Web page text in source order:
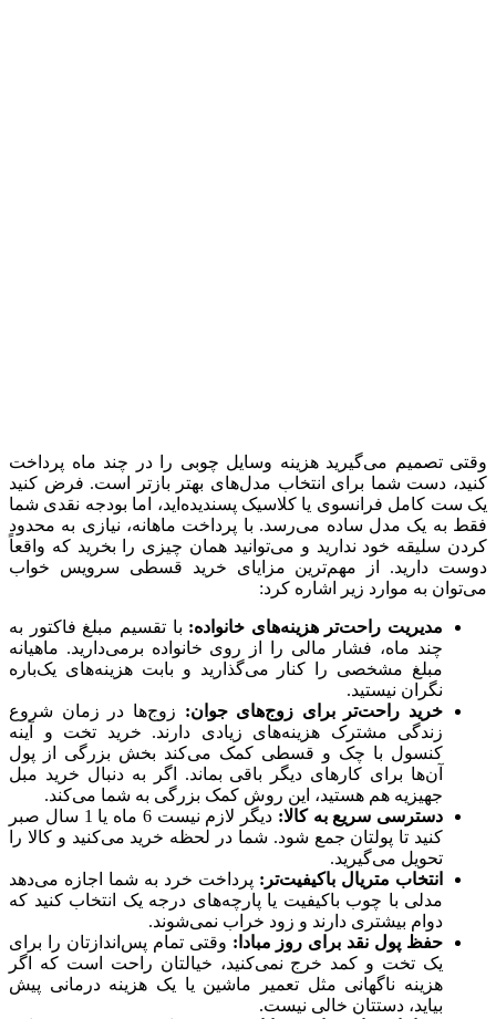
وقتی تصمیم می‌گیرید هزینه وسایل چوبی را در چند ماه پرداخت
کنید، دست شما برای انتخاب مدل‌های بهتر بازتر است. فرض کنید
یک ست کامل فرانسوی یا کلاسیک پسندیده‌اید، اما بودجه نقدی شما
فقط به یک مدل ساده می‌رسد. با پرداخت ماهانه، نیازی به محدود
کردن سلیقه خود ندارید و می‌توانید همان چیزی را بخرید که واقعاً
دوست دارید. از مهم‌ترین مزایای خرید قسطی سرویس خواب
می‌توان به موارد زیر اشاره کرد:
مدیریت راحت‌تر هزینه‌های خانواده: با تقسیم مبلغ فاکتور به
چند ماه، فشار مالی را از روی خانواده برمی‌دارید. ماهیانه
مبلغ مشخصی را کنار می‌گذارید و بابت هزینه‌های یک‌باره
نگران نیستید.
خرید راحت‌تر برای زوج‌های جوان: زوج‌ها در زمان شروع
زندگی مشترک هزینه‌های زیادی دارند. خرید تخت و آینه
کنسول با چک و قسطی کمک می‌کند بخش بزرگی از پول
آن‌ها برای کارهای دیگر باقی بماند. اگر به دنبال خرید مبل
جهیزیه هم هستید، این روش کمک بزرگی به شما می‌کند.
دسترسی سریع به کالا:
دیگر لازم نیست 6 ماه یا 1 سال صبر
کنید تا پولتان جمع شود. شما در لحظه خرید می‌کنید و کالا را
تحویل می‌گیرید.
انتخاب متریال باکیفیت‌تر: پرداخت خرد به شما اجازه می‌دهد
مدلی با چوب باکیفیت یا پارچه‌های درجه یک انتخاب کنید که
دوام بیشتری دارند و زود خراب نمی‌شوند.
حفظ پول نقد برای روز مبادا: وقتی تمام پس‌اندازتان را برای
یک تخت و کمد خرج نمی‌کنید، خیالتان راحت است که اگر
هزینه ناگهانی مثل تعمیر ماشین یا یک هزینه درمانی پیش
بیاید، دستتان خالی نیست.